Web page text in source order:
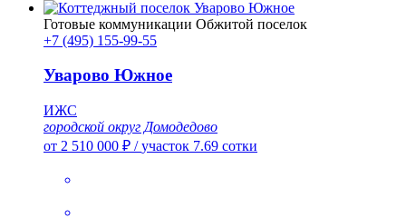
Готовые коммуникации Обжитой поселок
+7 (495) 155-99-55
Уварово Южное
ИЖС
городской округ Домодедово
от 2 510 000 ₽ /участок 7.69 сотки